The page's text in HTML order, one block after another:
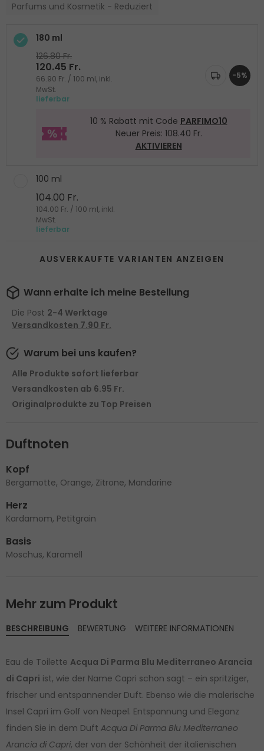
Parfums und Kosmetik - Reduziert
180 ml
126.80 Fr.
120.45 Fr.
66.90 Fr. / 100 ml, inkl.
MwSt.
lieferbar
-5%
10 % Rabatt mit Code PARFIMO10
Neuer Preis: 108.40 Fr.
AKTIVIEREN
100 ml
104.00 Fr.
104.00 Fr. / 100 ml, inkl.
MwSt.
lieferbar
AUSVERKAUFTE VARIANTEN ANZEIGEN
Wann erhalte ich meine Bestellung
Die Post 2-4 Werktage
Versandkosten 7.90 Fr.
Warum bei uns kaufen?
Alle Produkte sofort lieferbar
Versandkosten ab 6.95 Fr.
Originalprodukte zu Top Preisen
Duftnoten
Kopf
Bergamotte, Orange, Zitrone, Mandarine
Herz
Kardamom, Petitgrain
Basis
Moschus, Karamell
Mehr zum Produkt
BESCHREIBUNG
Eau de Toilette Acqua Di Parma Blu Mediterraneo Arancia
di Capri ist, wie der Name Capri schon sagt – ein spritziger,
frischer und entspannender Duft. Ebenso wie die malerische
Insel Capri im Golf von Neapel. Entspannung und Eleganz
finden Sie in dem Duft Acqua Di Parma Blu Mediterraneo
Arancia di Capri, der von der Schönheit der italienischen
BEWERTUNG WEITERE INFORMATIONEN